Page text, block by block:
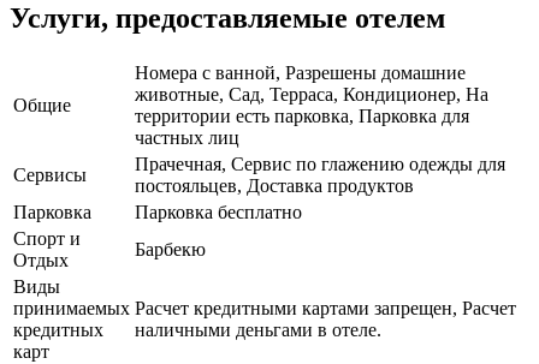
Услуги, предоставляемые отелем
Общие
Номера с ванной, Разрешены домашние
животные, Сад, Терраса, Кондиционер, На
территории есть парковка, Парковка для
частных лиц
Сервисы
Прачечная, Сервис по глажению одежды для
постояльцев, Доставка продуктов
Парковка
Парковка бесплатно
Спорт и
Отдых
Барбекю
Виды
принимаемых
кредитных
карт
Расчет кредитными картами запрещен, Расчет
наличными деньгами в отеле.